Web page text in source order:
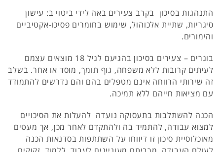
התנהגות בסיכון בקרב צעירים באה לידי ביטוי ב: עישון
סיגריות, שתיית אלכוהול, שימוש בחומרים פסיכו-אקטיביים
והימורים.
בוגרים – צעירים בסיכון בהגיעם לגיל 18 מוצאים עצמם
לעיתים קרובות ללא משפחה, גוף תומך, מוסד או אחר. בשלב
זה שירותי הרווחה אינם מטפלים בהם והם נדרשים להתמודד
עם מציאות חייהם ללא תמיכה.
הכנה להשתלבות בתעסוקה נועדה להעלות את הסיכויים
למצוא עבודה, להתמיד בה ולהתקדם לאחר מכן, אך מעטים
מאוכלוסיית סיכון זו דיווחו על השתתפות בסדנאות הכנה